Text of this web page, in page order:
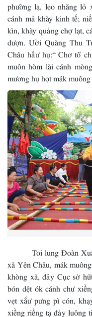
phường lạ, lẹo nhăng lỏ
cánh mả khày kinh tế;
kìn, khày quảng chợ lạt,
dượn. Ưởi Quàng Thu
Châu hẳư hụ:“ Chơ tổ
muôn hòm lài cánh
mương hụ họt mák
Toi lung Đoàn Xuân
xã Yên Châu, mák
khòng xã, đảy Cục sở
bón dệt ók cánh chư
vẹt xắư pưng pì cón,
xiềng riềng tạ đảy luông